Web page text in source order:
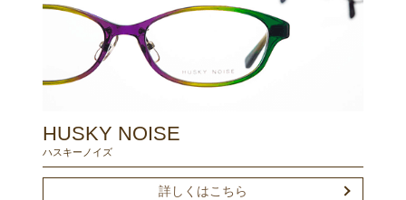
HUSKY NOISE
ハスキーノイズ
詳しくはこちら